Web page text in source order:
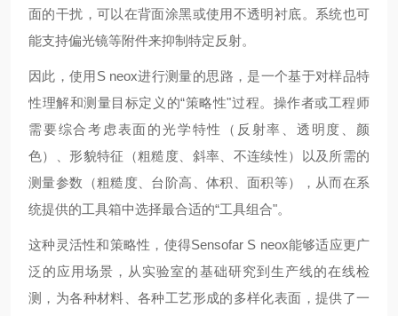
面的干扰，可以在背面涂黑或使用不透明衬底。系统也可
能支持偏光镜等附件来抑制特定反射。
因此，使用S neox进行测量的思路，是一个基于对样品特
性理解和测量目标定义的“策略性"过程。操作者或工程师
需要综合考虑表面的光学特性（反射率、透明度、颜
色）、形貌特征（粗糙度、斜率、不连续性）以及所需的
测量参数（粗糙度、台阶高、体积、面积等），从而在系
统提供的工具箱中选择最合适的“工具组合"。
这种灵活性和策略性，使得Sensofar S neox能够适应更广
泛的应用场景，从实验室的基础研究到生产线的在线检
测，为各种材料、各种工艺形成的多样化表面，提供了一